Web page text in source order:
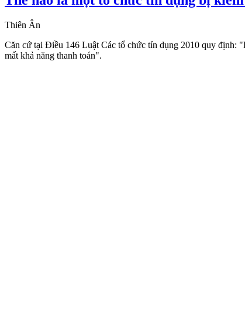
Thiên Ân
Căn cứ tại Điều 146 Luật Các tổ chức tín dụng 2010 quy định:
mất khả năng thanh toán".